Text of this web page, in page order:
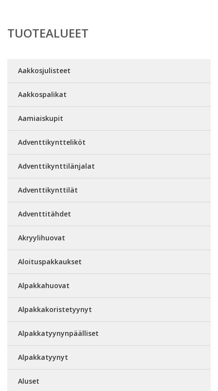
TUOTEALUEET
Aakkosjulisteet
Aakkospalikat
Aamiaiskupit
Adventtikyntteliköt
Adventtikynttilänjalat
Adventtikynttilät
Adventtitähdet
Akryylihuovat
Aloituspakkaukset
Alpakkahuovat
Alpakkakoristetyynyt
Alpakkatyynynpäälliset
Alpakkatyynyt
Aluset